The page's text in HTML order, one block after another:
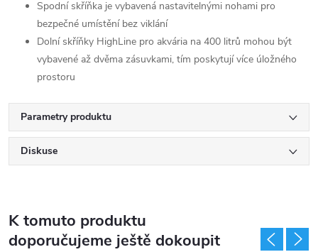
Spodní skříňka je vybavená nastavitelnými nohami pro
bezpečné umístění bez viklání
Dolní skříňky HighLine pro akvária na 400 litrů mohou být
vybavené až dvěma zásuvkami, tím poskytují více úložného
prostoru
Parametry produktu
Diskuse
K tomuto produktu
doporučujeme ještě dokoupit